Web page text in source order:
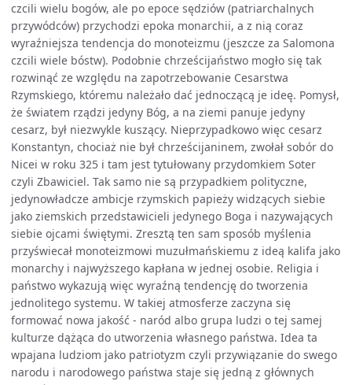
czcili wielu bogów, ale po epoce sędziów (patriarchalnych
przywódców) przychodzi epoka monarchii, a z nią coraz
wyraźniejsza tendencja do monoteizmu (jeszcze za Salomona
czcili wiele bóstw). Podobnie chrześcijaństwo mogło się tak
rozwinąć ze względu na zapotrzebowanie Cesarstwa
Rzymskiego, któremu należało dać jednoczącą je ideę. Pomysł,
że światem rządzi jedyny Bóg, a na ziemi panuje jedyny
cesarz, był niezwykle kuszący. Nieprzypadkowo więc cesarz
Konstantyn, chociaż nie był chrześcijaninem, zwołał sobór do
Nicei w roku 325 i tam jest tytułowany przydomkiem Soter
czyli Zbawiciel. Tak samo nie są przypadkiem polityczne,
jedynowładcze ambicje rzymskich papieży widzących siebie
jako ziemskich przedstawicieli jedynego Boga i nazywających
siebie ojcami świętymi. Zresztą ten sam sposób myślenia
przyświecał monoteizmowi muzułmańskiemu z ideą kalifa jako
monarchy i najwyższego kapłana w jednej osobie. Religia i
państwo wykazują więc wyraźną tendencję do tworzenia
jednolitego systemu. W takiej atmosferze zaczyna się
formować nowa jakość - naród albo grupa ludzi o tej samej
kulturze dążąca do utworzenia własnego państwa. Idea ta
wpajana ludziom jako patriotyzm czyli przywiązanie do swego
narodu i narodowego państwa staje się jedną z głównych